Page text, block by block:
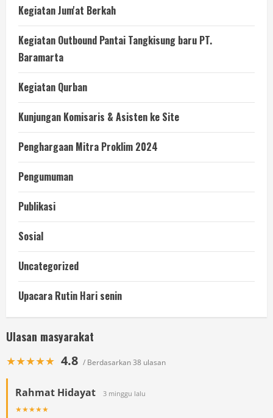
Kegiatan Jum'at Berkah
Kegiatan Outbound Pantai Tangkisung baru PT.
Baramarta
Kegiatan Qurban
Kunjungan Komisaris & Asisten ke Site
Penghargaan Mitra Proklim 2024
Pengumuman
Publikasi
Sosial
Uncategorized
Upacara Rutin Hari senin
Ulasan masyarakat
★★★★★ 4.8 / Berdasarkan 38 ulasan
Rahmat Hidayat 3 minggu lalu
★★★★★